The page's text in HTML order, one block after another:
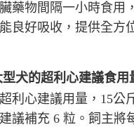
藥物間隔一小時食用
良好吸收，提供全方
犬的超利心建議食用
利心建議用量，15公
議補充 6 粒。飼主將